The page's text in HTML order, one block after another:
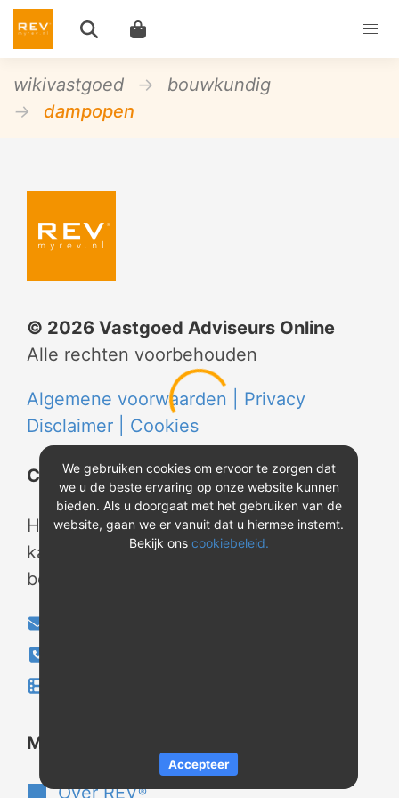
wikivastgoed
bouwkundig
dampopen
© 2026 Vastgoed Adviseurs Online
Alle rechten voorbehouden
Algemene voorwaarden | Privacy
Disclaimer | Cookies
Contact
Heeft u vragen? Neem tijdens
kantooruren contact met ons op of
bekijk onze instructievideo's.
Meer over REV
Over REV®
We gebruiken cookies om ervoor te zorgen dat
we u de beste ervaring op onze website kunnen
bieden. Als u doorgaat met het gebruiken van de
website, gaan we er vanuit dat u hiermee instemt.
Bekijk ons cookiebeleid.
Accepteer